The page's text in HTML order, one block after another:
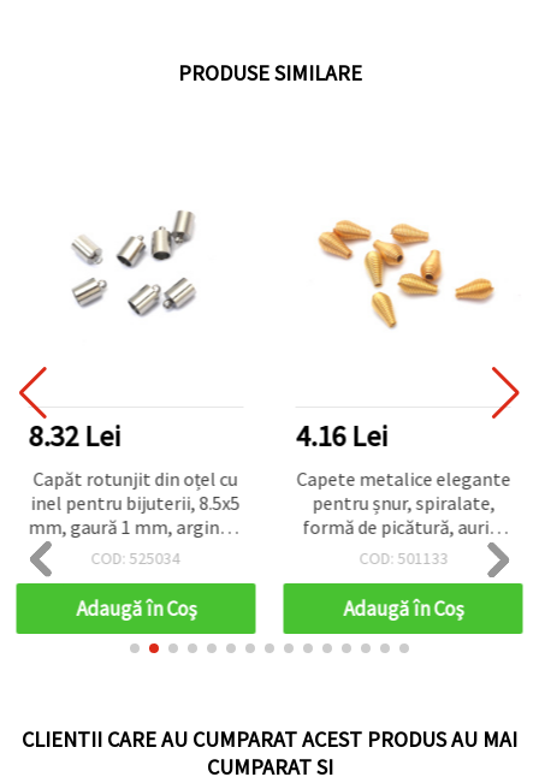
PRODUSE SIMILARE
8.32 Lei
Capăt rotunjit din oțel cu
inel pentru bijuterii, 8.5x5
mm, gaură 1 mm, argintiu
- set 10 bucăți
COD: 525034
Adaugă în Coş
4.16 Lei
Capete metalice elegante
pentru șnur, spiralate,
formă de picătură, auriu,
6x4x15 mm – 20 buc.,
perfecte pentru bijuterii
handmade DIY
COD: 501133
Adaugă în Coş
CLIENTII CARE AU CUMPARAT ACEST PRODUS AU MAI
CUMPARAT SI